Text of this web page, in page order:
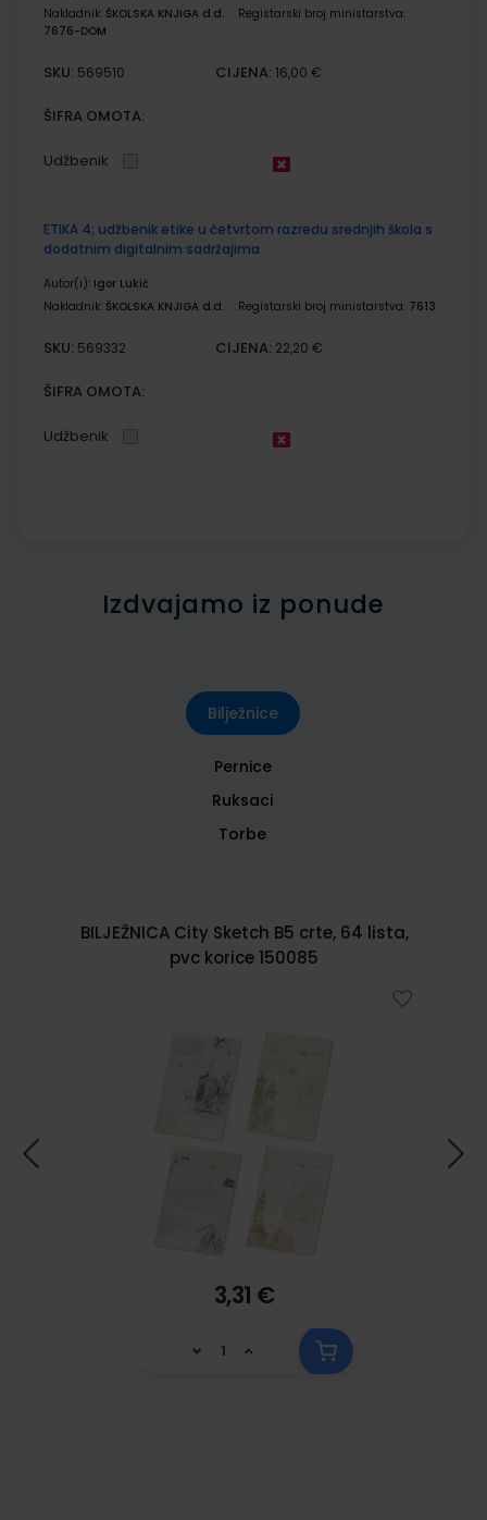
Nakladnik: ŠKOLSKA KNJIGA d.d.
Registarski broj ministarstva:
7676-DOM
SKU: 569510 CIJENA: 16,00 €
ŠIFRA OMOTA:
Udžbenik
ETIKA 4; udžbenik etike u četvrtom razredu srednjih škola s
dodatnim digitalnim sadržajima
Autor(i): Igor Lukić
Nakladnik: ŠKOLSKA KNJIGA d.d. Registarski broj ministarstva: 7613
SKU: 569332 CIJENA: 22,20 €
ŠIFRA OMOTA:
Udžbenik
Izdvajamo iz ponude
Bilježnice
Pernice
Ruksaci
Torbe
BILJEŽNICA City Sketch B5 crte, 64 lista,
pvc korice 150085
3,31 €